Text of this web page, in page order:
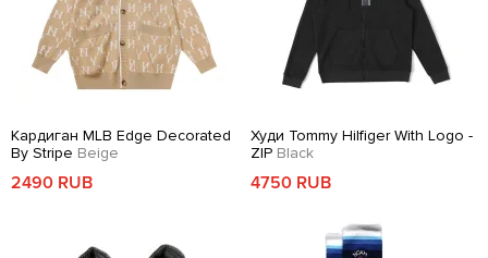
Кардиган MLB Edge Decorated
By Stripe Beige
2490 RUB
Худи Tommy Hilfiger With Logo -
ZIP Black
4750 RUB